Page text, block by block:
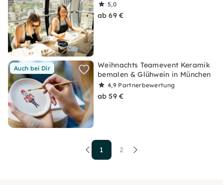
5,0
ab 69 €
Auch bei Dir
Weihnachts Teamevent Keramik
bemalen & Glühwein in München
4,9 Partnerbewertung
ab 59 €
1 2